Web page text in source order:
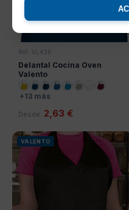
Ref: VL436
Delantal Cocina Oven
Valento
+13 más
Desde 2,63 €
VALENTO